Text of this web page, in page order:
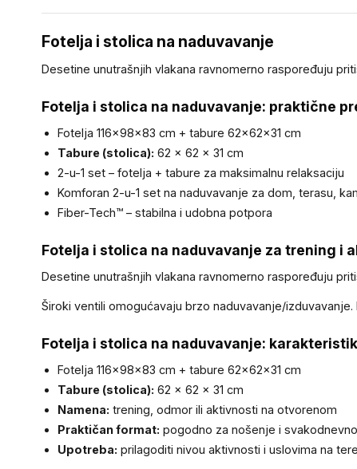
Fotelja i stolica na naduvavanje
Desetine unutrašnjih vlakana ravnomerno raspoređuju
Fotelja i stolica na naduvavanje: praktične
Fotelja 116×98×83 cm + tabure 62×62×31 cm
Tabure (stolica): 62 × 62 × 31 cm
2-u-1 set – fotelja + tabure za maksimalnu relaksaciju
Komforan 2-u-1 set na naduvavanje za dom, terasu,
Fiber-Tech™ – stabilna i udobna potpora
Fotelja i stolica na naduvavanje za trening i
Desetine unutrašnjih vlakana ravnomerno raspoređuju
Široki ventili omogućavaju brzo naduvavanje/
Fotelja i stolica na naduvavanje:
Fotelja 116×98×83 cm + tabure 62×62×31 cm
Tabure (stolica): 62 × 62 × 31 cm
Namena: trening, odmor ili aktivnosti na otvorenom
Praktičan format: pogodno za nošenje i
Upotreba: prilagoditi nivou aktivnosti i uslovima na